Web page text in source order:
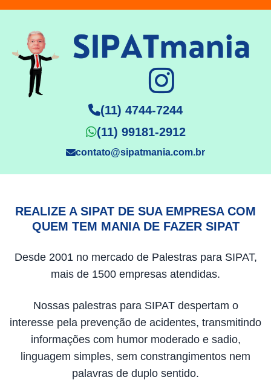
(11) 4744-7244
(11) 99181-2912
contato@sipatmania.com.br
REALIZE A SIPAT DE SUA EMPRESA COM
QUEM TEM MANIA DE FAZER SIPAT
Desde 2001 no mercado de Palestras para SIPAT,
mais de 1500 empresas atendidas.
Nossas palestras para SIPAT despertam o
interesse pela prevenção de acidentes, transmitindo
informações com humor moderado e sadio,
linguagem simples, sem constrangimentos nem
palavras de duplo sentido.